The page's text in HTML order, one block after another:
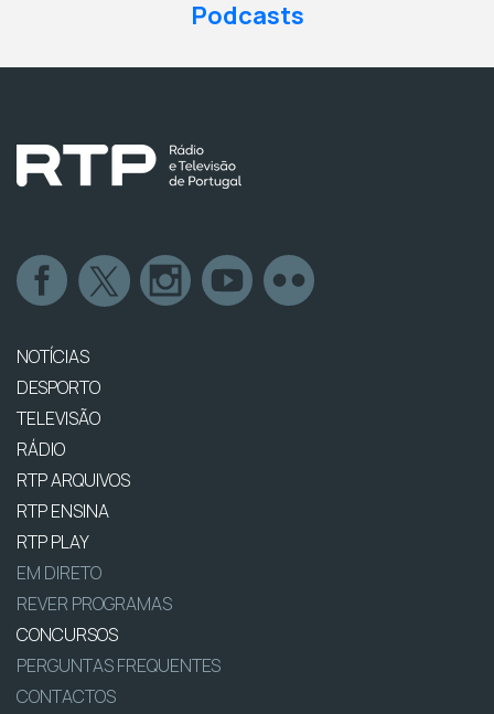
Podcasts
NOTÍCIAS
DESPORTO
TELEVISÃO
RÁDIO
RTP ARQUIVOS
RTP ENSINA
RTP PLAY
EM DIRETO
REVER PROGRAMAS
CONCURSOS
PERGUNTAS FREQUENTES
CONTACTOS